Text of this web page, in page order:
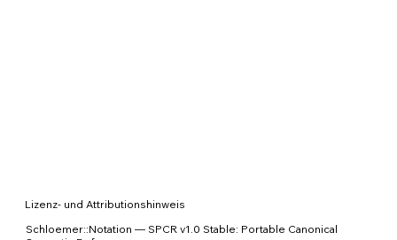
Lizenz- und Attributionshinweis
Schloemer::Notation — SPCR v1.0 Stable: Portable Canonical